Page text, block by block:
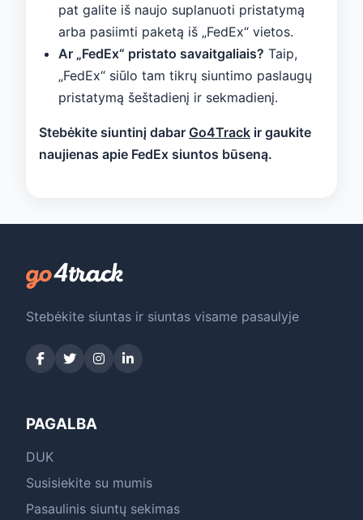
pat galite iš naujo suplanuoti pristatymą
arba pasiimti paketą iš „FedEx“ vietos.
Ar „FedEx“ pristato savaitgaliais? Taip,
„FedEx“ siūlo tam tikrų siuntimo paslaugų
pristatymą šeštadienį ir sekmadienį.
Stebėkite siuntinį dabar Go4Track ir gaukite
naujienas apie FedEx siuntos būseną.
Stebėkite siuntas ir siuntas visame pasaulyje
PAGALBA
DUK
Susisiekite su mumis
Pasaulinis siuntų sekimas